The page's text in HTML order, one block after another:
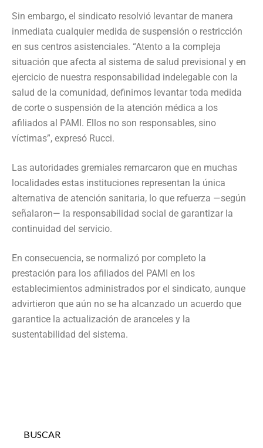
Sin embargo, el sindicato resolvió levantar de manera
inmediata cualquier medida de suspensión o restricción
en sus centros asistenciales. “Atento a la compleja
situación que afecta al sistema de salud previsional y en
ejercicio de nuestra responsabilidad indelegable con la
salud de la comunidad, definimos levantar toda medida
de corte o suspensión de la atención médica a los
afiliados al PAMI. Ellos no son responsables, sino
víctimas”, expresó Rucci.
Las autoridades gremiales remarcaron que en muchas
localidades estas instituciones representan la única
alternativa de atención sanitaria, lo que refuerza —según
señalaron— la responsabilidad social de garantizar la
continuidad del servicio.
En consecuencia, se normalizó por completo la
prestación para los afiliados del PAMI en los
establecimientos administrados por el sindicato, aunque
advirtieron que aún no se ha alcanzado un acuerdo que
garantice la actualización de aranceles y la
sustentabilidad del sistema.
BUSCAR